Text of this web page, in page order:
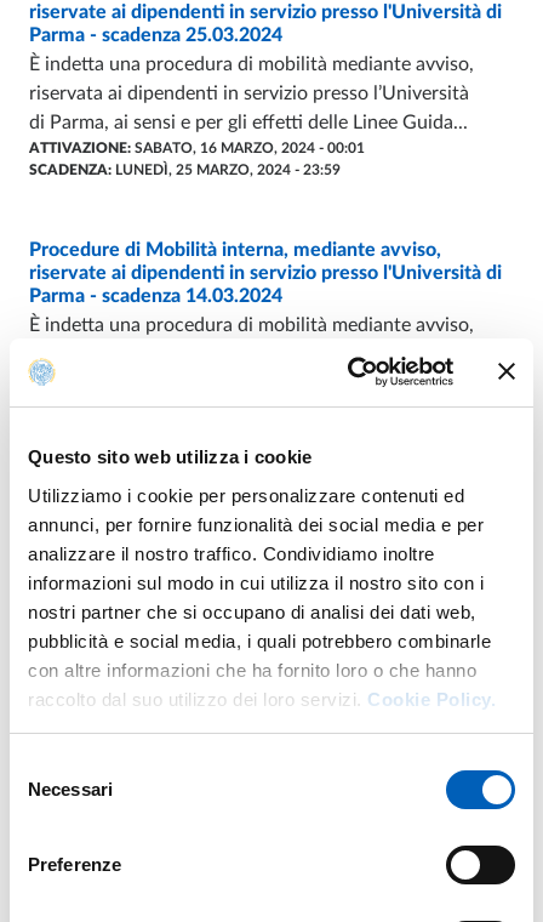
Questo sito web utilizza i cookie
Utilizziamo i cookie per personalizzare contenuti ed
annunci, per fornire funzionalità dei social media e per
analizzare il nostro traffico. Condividiamo inoltre
informazioni sul modo in cui utilizza il nostro sito con i
nostri partner che si occupano di analisi dei dati web,
pubblicità e social media, i quali potrebbero combinarle
con altre informazioni che ha fornito loro o che hanno
raccolto dal suo utilizzo dei loro servizi. Cookie Policy.
delNecessari
Preferenze
riservate ai dipendenti in servizio presso l'Università di
Parma - scadenza 25.03.2024
È indetta una procedura di mobilità mediante avviso,
riservata ai dipendenti in servizio presso l’Università
di Parma, ai sensi e per gli effetti delle Linee Guida...
ATTIVAZIONE: SABATO, 16 MARZO, 2024 - 00:01
SCADENZA: LUNEDÌ, 25 MARZO, 2024 - 23:59
BANDO- ULTIMO AGGIORNAMENTO: 08/05/2024
Procedure di Mobilità interna, mediante avviso,
riservate ai dipendenti in servizio presso l'Università di
Parma - scadenza 14.03.2024
È indetta una procedura di mobilità mediante avviso,
riservata ai dipendenti in servizio presso l’Università di
Parma, ai sensi e pergli effetti delle Linee Guida citate
in...
SCADENZA: GIOVEDÌ, 14 MARZO, 2024 - 23:59
- ULTIMO AGGIORNAMENTO:
Procedure di Mobilità interna, mediante avviso,
riservate ai dipendenti in servizio presso l'Università di
Parma - scadenza 06.11.2023
È indetta una procedura di mobilità mediante avviso,
riservata ai dipendenti in servizio presso l’Università di
Parma, ai sensi e per gli effetti delle Linee Guida citate
in...
riservate ai dipendenti in servizio presso l'Università di
Parma - scadenza 20.02.2023